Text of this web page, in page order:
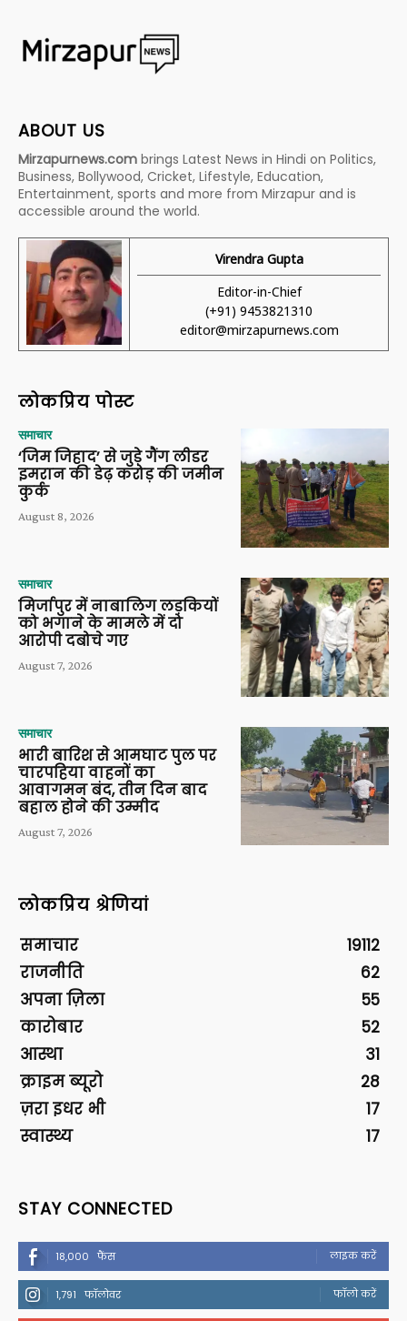
ABOUT US
Mirzapurnews.com brings Latest News in Hindi on Politics,
Business, Bollywood, Cricket, Lifestyle, Education,
Entertainment, sports and more from Mirzapur and is
accessible around the world.
Virendra Gupta
Editor-in-Chief
(+91) 9453821310
editor@mirzapurnews.com
लोकप्रिय पोस्ट
समाचार
‘जिम जिहाद’ से जुड़े गैंग लीडर
इमरान की डेढ़ करोड़ की जमीन
कुर्क
August 8, 2026
समाचार
मिर्जापुर में नाबालिग लड़कियों
को भगाने के मामले में दो
आरोपी दबोचे गए
August 7, 2026
समाचार
भारी बारिश से आमघाट पुल पर
चारपहिया वाहनों का
आवागमन बंद, तीन दिन बाद
बहाल होने की उम्मीद
August 7, 2026
लोकप्रिय श्रेणियां
समाचार
19112
राजनीति
62
अपना ज़िला
55
कारोबार
52
आस्था
31
क्राइम ब्यूरो
28
ज़रा इधर भी
17
स्वास्थ्य
17
STAY CONNECTED
18,000 फैंस लाइक करें
1,791 फॉलोवर फॉलो करें